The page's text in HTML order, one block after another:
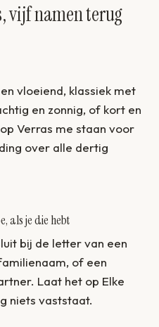
vijf namen terug
vloeiend, klassiek met
en zonnig, of kort en
Verras me staan voor
over alle dertig
als je die hebt
bij de letter van een
of een
Laat het op Elke
niets vaststaat.